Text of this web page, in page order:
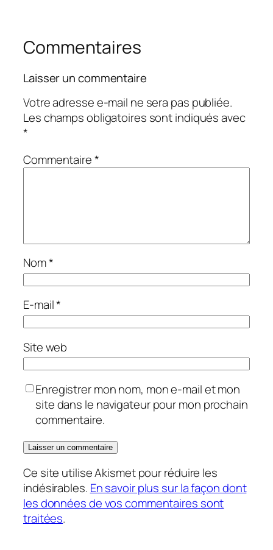
Commentaires
Laisser un commentaire
Votre adresse e-mail ne sera pas publiée.
Les champs obligatoires sont indiqués avec
*
Commentaire*
Nom*
E-mail*
Site web
Enregistrer mon nom, mon e-mail et mon
site dans le navigateur pour mon prochain
commentaire.
Ce site utilise Akismet pour réduire les
indésirables. En savoir plus sur la façon dont
les données de vos commentaires sont
traitées.